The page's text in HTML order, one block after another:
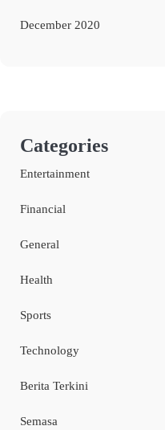
December 2020
Categories
Entertainment
Financial
General
Health
Sports
Technology
Berita Terkini
Semasa